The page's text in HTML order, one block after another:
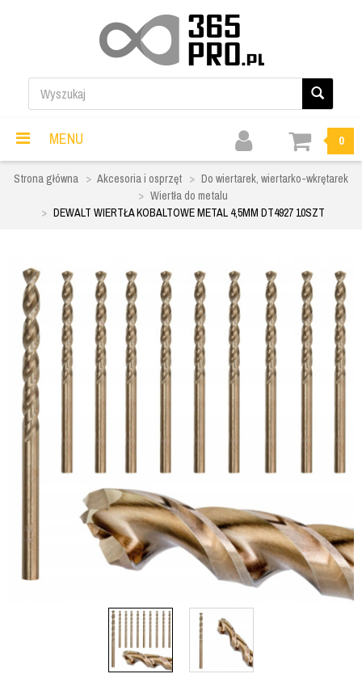
MENU 0
Strona główna Akcesoria i osprzęt
Do wiertarek, wiertarko-wkrętarek
Wiertła do metalu
DEWALT WIERTŁA KOBALTOWE METAL 4,5MM DT4927 10SZT